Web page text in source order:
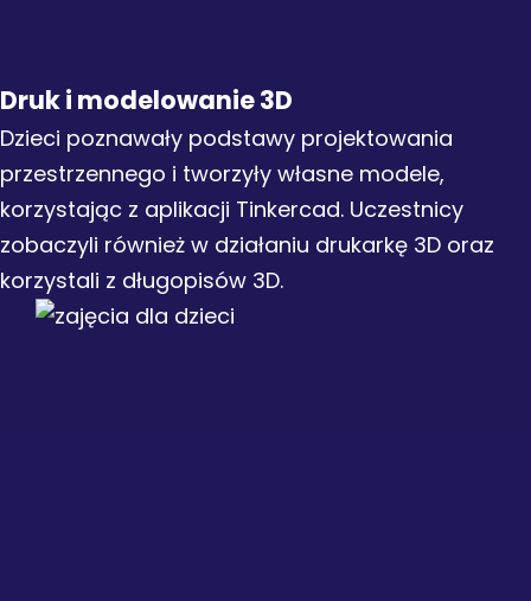
Druk i modelowanie3D
Dzieci poznawały podstawy projektowania
przestrzennego i tworzyły własne modele,
korzystając z aplikacji Tinkercad. Uczestnicy
zobaczyli również w działaniu drukarkę 3D oraz
korzystali z długopisów 3D.